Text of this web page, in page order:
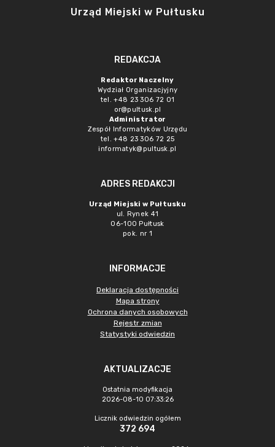
Urząd Miejski w Pułtusku
REDAKCJA
Redaktor Naczelny
Wydział Organizacjyjny
tel. +48 23 306 72 01
or@pultusk.pl
Administrator
Zespół Informatyków Urzędu
tel. +48 23 306 72 25
informatyk@pultusk.pl
ADRES REDAKCJI
Urząd Miejski w Pułtusku
ul. Rynek 41
06-100 Pułtusk
pok. nr 1
INFORMACJE
Deklaracja dostępności
Mapa strony
Ochrona danych osobowych
Rejestr zmian
Statystyki odwiedzin
AKTUALIZACJE
Ostatnia modyfikacja
2026-08-10 07:33:26
Licznik odwiedzin ogółem
372 694